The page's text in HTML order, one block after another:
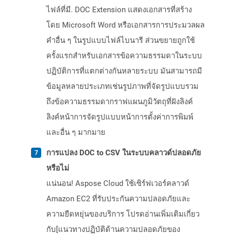
ไฟล์ที่มี. DOC Extension แสดงเอกสารที่สร้าง
โดย Microsoft Word หรือเอกสารการประมวลผล
คำอื่น ๆ ในรูปแบบไฟล์ไบนารี ส่วนขยายถูกใช้
ครั้งแรกสำหรับเอกสารข้อความธรรมดาในระบบ
ปฏิบัติการที่แตกต่างกันหลายระบบ มันสามารถมี
ข้อมูลหลายประเภทเช่นรูปภาพที่จัดรูปแบบรวม
ถึงข้อความธรรมดากราฟแผนภูมิวัตถุที่ฝังลิงค์
ลิงค์หน้าการจัดรูปแบบหน้าการตั้งค่าการพิมพ์
และอื่น ๆ มากมาย
การแปลง DOC to CSV ในระบบคลาวด์ปลอดภัย
หรือไม่
แน่นอน! Aspose Cloud ใช้เซิร์ฟเวอร์คลาวด์
Amazon EC2 ที่รับประกันความปลอดภัยและ
ความยืดหยุ่นของบริการ โปรดอ่านเพิ่มเติมเกี่ยว
กับ[แนวทางปฏิบัติด้านความปลอดภัยของ